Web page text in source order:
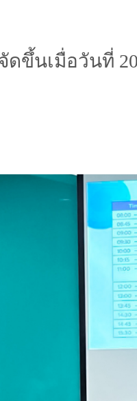
ขึ้นเมื่อวันที่